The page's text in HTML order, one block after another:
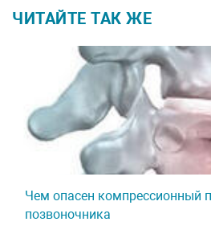
ЧИТАЙТЕ ТАК ЖЕ
Чем опасен компрессионный
позвоночника